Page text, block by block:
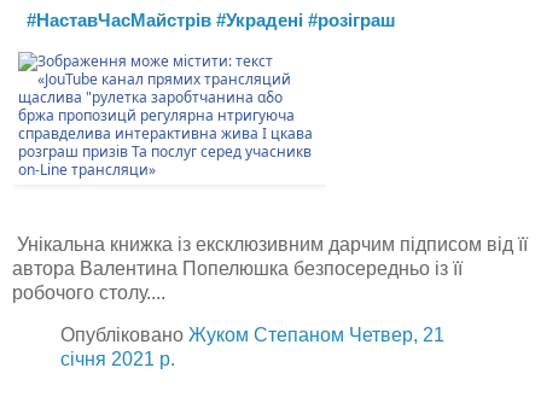
#НаставЧасМайстрів #Украдені #розіграш
Унікальна книжка із ексклюзивним дарчим підписом від її
автора Валентина Попелюшка безпосередньо із її
робочого столу....
Опубліковано Жуком Степаном Четвер, 21
січня 2021 р.